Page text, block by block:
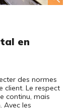
en
des normes
client. Le respect
continu, mais
Avec les